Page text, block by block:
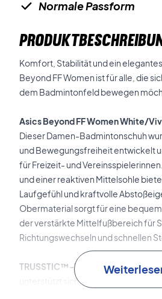
Normale Passform
Komfort, Stabilität und ein
Beyond FF Women ist für alle, die
dem Badmintonfeld bewegen
Asics Beyond FF Women White/
Dieser Damen-Badmintonschuh
und Bewegungsfreiheit entwickelt
für Freizeit- und
und einer reaktiven Mittelsohle
Laufgefühl und kraftvolle
Obermaterial sorgt für eine
der verstärkte Mittelfußbereich für
Richtungswechseln und schnellen
TRUSSTIC™-Technologie
unterstützt sicheres und